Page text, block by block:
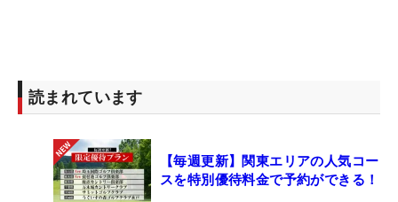
読まれています
【毎週更新】関東エリアの人気コー
スを特別優待料金で予約ができる！